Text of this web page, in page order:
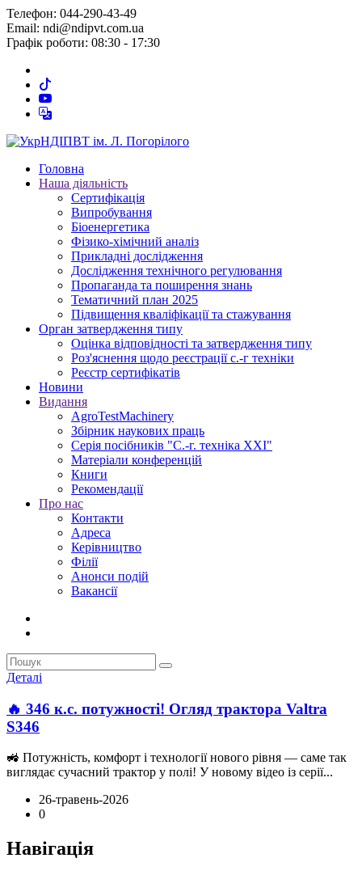
Телефон: 044-290-43-49
Email: ndi@ndipvt.com.ua
Графік роботи: 08:30 - 17:30
Головна
Наша діяльність
Сертифікація
Випробування
Біоенергетика
Фізико-хімічний аналіз
Прикладні дослідження
Дослідження технічного регулювання
Пропаганда та поширення знань
Тематичний план 2025
Підвищення кваліфікації та стажування
Орган затвердження типу
Оцінка відповідності та затвердження типу
Роз'яснення щодо реєстрації с.-г техніки
Реєстр сертифікатів
Новини
Видання
AgroTestMachinery
Збірник наукових праць
Серія посібників "С.-г. техніка XXI"
Матеріали конференцій
Книги
Рекомендації
Про нас
Контакти
Адреса
Керівництво
Філії
Анонси подій
Вакансії
Деталі
🔥 346 к.с. потужності! Огляд трактора Valtra
S346
🚜 Потужність, комфорт і технології нового рівня — саме так
виглядає сучасний трактор у полі! У новому відео із серії...
26-травень-2026
0
Навігація